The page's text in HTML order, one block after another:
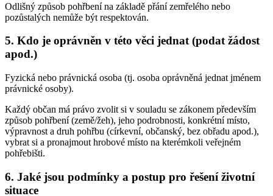
Odlišný způsob pohřbení na základě přání zemřelého nebo
pozůstalých nemůže být respektován.
5. Kdo je oprávněn v této věci jednat (podat žádost
apod.)
Fyzická nebo právnická osoba (tj. osoba oprávněná jednat jménem
právnické osoby).
Každý občan má právo zvolit si v souladu se zákonem především
způsob pohřbení (země/žeh), jeho podrobnosti, konkrétní místo,
výpravnost a druh pohřbu (církevní, občanský, bez obřadu apod.),
vybrat si a pronajmout hrobové místo na kterémkoli veřejném
pohřebišti.
6. Jaké jsou podmínky a postup pro řešení životní
situace